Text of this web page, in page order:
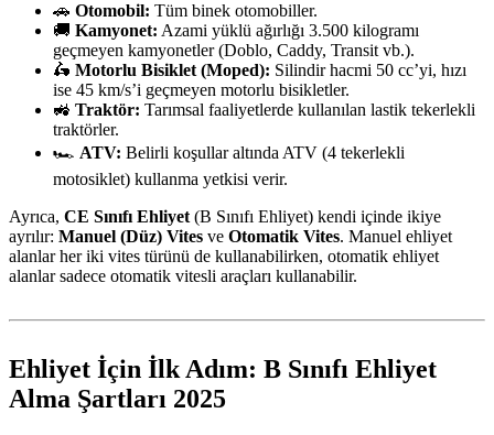
🚗 Otomobil: Tüm binek otomobiller.
🚚 Kamyonet: Azami yüklü ağırlığı 3.500 kilogramı
geçmeyen kamyonetler (Doblo, Caddy, Transit vb.).
🛵 Motorlu Bisiklet (Moped): Silindir hacmi 50 cc’yi, hızı
ise 45 km/s’i geçmeyen motorlu bisikletler.
🚜 Traktör: Tarımsal faaliyetlerde kullanılan lastik tekerlekli
traktörler.
🏎️ ATV: Belirli koşullar altında ATV (4 tekerlekli
motosiklet) kullanma yetkisi verir.
Ayrıca, CE Sınıfı Ehliyet (B Sınıfı Ehliyet) kendi içinde ikiye
ayrılır: Manuel (Düz) Vites ve Otomatik Vites. Manuel ehliyet
alanlar her iki vites türünü de kullanabilirken, otomatik ehliyet
alanlar sadece otomatik vitesli araçları kullanabilir.
Ehliyet İçin İlk Adım: B Sınıfı Ehliyet
Alma Şartları 2025